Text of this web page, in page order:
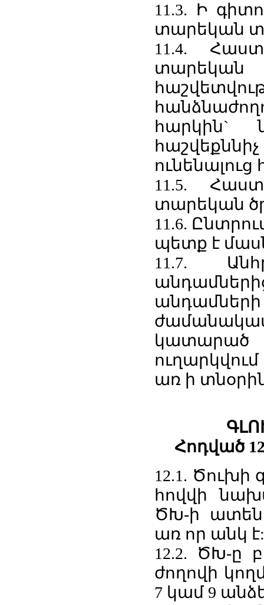
11.3. Ի
տարեկան
11.4.
հարկին`
ունենալուց
11.5.
տարեկան
11.6.
պետք է
11.7.
կատարած
առ ի
Հոդված
12.1.
հովվի
ԾԽ-ի
առ որ անկ
12.2. ԾԽ-ը
ժողովի
7 կամ 9